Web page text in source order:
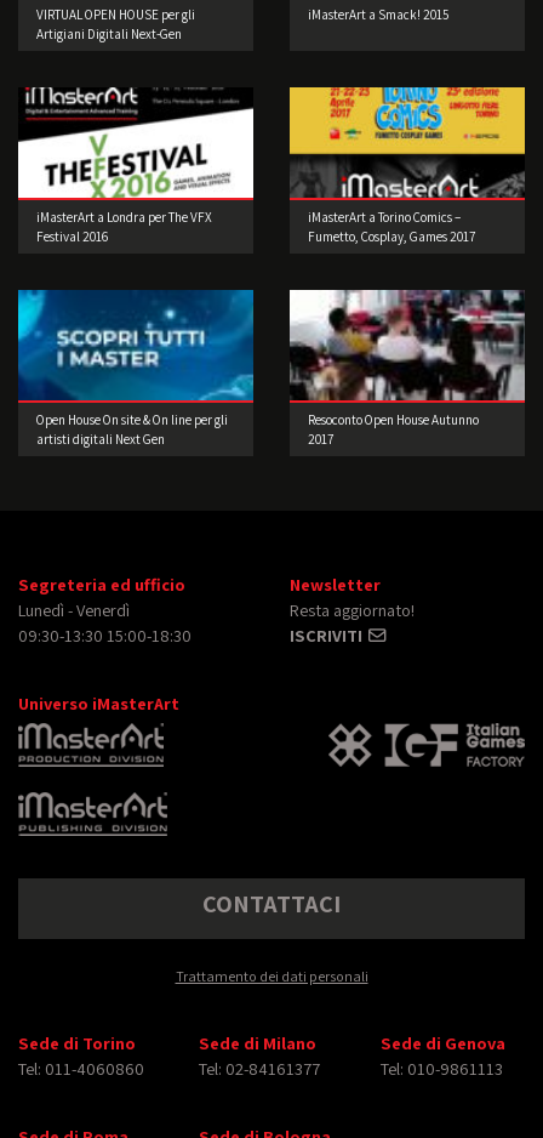
VIRTUAL OPEN HOUSE per gli
Artigiani Digitali Next-Gen
iMasterArt a Smack! 2015
iMasterArt a Londra per The VFX
Festival 2016
iMasterArt a Torino Comics –
Fumetto, Cosplay, Games 2017
Open House On site & On line per gli
artisti digitali Next Gen
Resoconto Open House Autunno
2017
Segreteria ed ufficio
Lunedì - Venerdì
09:30-13:30 15:00-18:30
Newsletter
Resta aggiornato!
ISCRIVITI
Universo iMasterArt
CONTATTACI
Trattamento dei dati personali
Sede di Torino
Tel: 011-4060860
Sede di Milano
Tel: 02-84161377
Sede di Genova
Tel: 010-9861113